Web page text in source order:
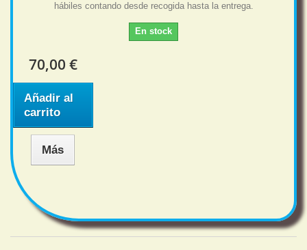
hábiles contando desde recogida hasta la entrega.
En stock
70,00 €
Añadir al
carrito
Más